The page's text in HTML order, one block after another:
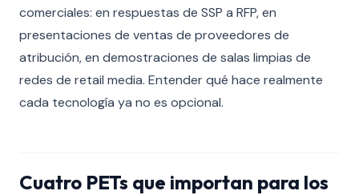
comerciales: en respuestas de SSP a RFP, en
presentaciones de ventas de proveedores de
atribución, en demostraciones de salas limpias de
redes de retail media. Entender qué hace realmente
cada tecnología ya no es opcional.
Cuatro PETs que importan para los